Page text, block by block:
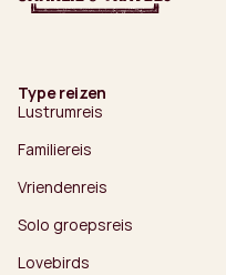
Type reizen
Lustrumreis
Familiereis
Vriendenreis
Solo groepsreis
Lovebirds